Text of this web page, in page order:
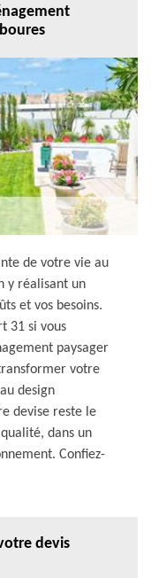
de votre vie au
y réalisant un
et vos besoins.
31 si vous
paysager
votre
design
devise reste le
dans un
Confiez-
devis